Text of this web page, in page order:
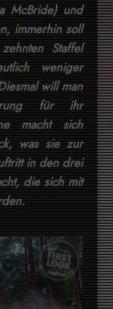
McBride) und
immerhin soll
Staffel
weniger
will man
für ihr
macht sich
was sie zur
in den drei
die sich mit